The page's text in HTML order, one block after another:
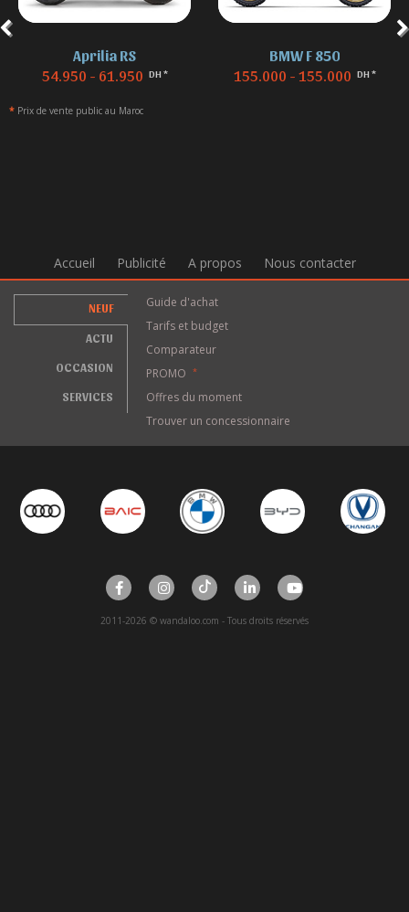
Aprilia RS
54.950 - 61.950 DH *
BMW F 850
155.000 - 155.000 DH *
* Prix de vente public au Maroc
Accueil Publicité A propos Nous contacter
NEUF
ACTU
OCCASION
SERVICES
Guide d'achat
Tarifs et budget
Comparateur
PROMO
*
Offres du moment
Trouver un concessionnaire
2011-2026 © wandaloo.com - Tous droits réservés